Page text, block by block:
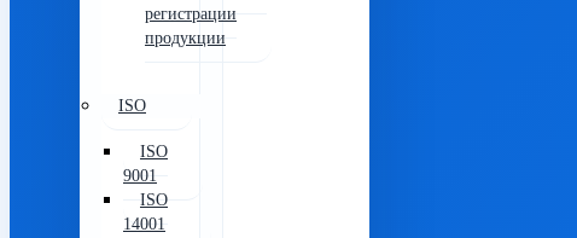
регистрации
продукции
ISO
ISO
9001
ISO
14001